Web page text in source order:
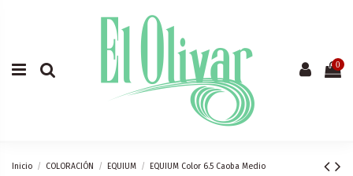
0
Inicio COLORACIÓN EQUIUM EQUIUM Color 6.5 Caoba Medio